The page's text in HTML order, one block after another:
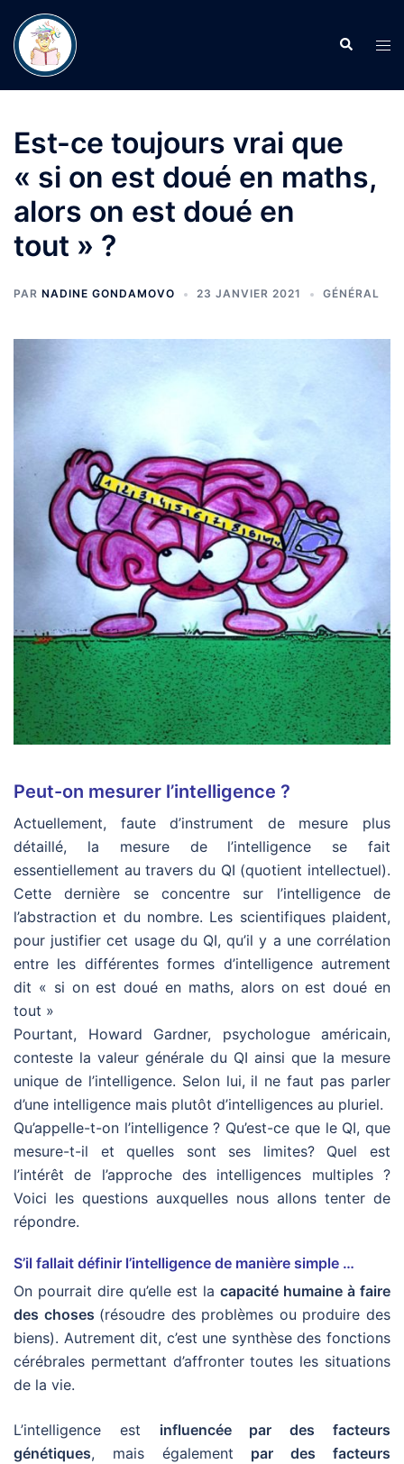
au
contenu
Est-ce toujours vrai que
« si on est doué en maths,
alors on est doué en
tout » ?
PAR NADINE GONDAMOVO 23 JANVIER 2021 GÉNÉRAL
Peut-on mesurer l’intelligence ?
Actuellement, faute d’instrument de mesure plus
détaillé, la mesure de l’intelligence se fait
essentiellement au travers du QI (quotient intellectuel).
Cette dernière se concentre sur l’intelligence de
l’abstraction et du nombre. Les scientifiques plaident,
pour justifier cet usage du QI, qu’il y a une corrélation
entre les différentes formes d’intelligence autrement
dit « si on est doué en maths, alors on est doué en
tout »
Pourtant, Howard Gardner, psychologue américain,
conteste la valeur générale du QI ainsi que la mesure
unique de l’intelligence. Selon lui, il ne faut pas parler
d’une intelligence mais plutôt d’intelligences au pluriel.
Qu’appelle-t-on l’intelligence ? Qu’est-ce que le QI, que
mesure-t-il et quelles sont ses limites? Quel est
l’intérêt de l’approche des intelligences multiples ?
Voici les questions auxquelles nous allons tenter de
répondre.
S’il fallait définir l’intelligence de manière simple …
On pourrait dire qu’elle est la capacité humaine à faire
des choses (résoudre des problèmes ou produire des
biens). Autrement dit, c’est une synthèse des fonctions
cérébrales permettant d’affronter toutes les situations
de la vie.
L’intelligence est influencée par des facteurs
génétiques, mais également par des facteurs